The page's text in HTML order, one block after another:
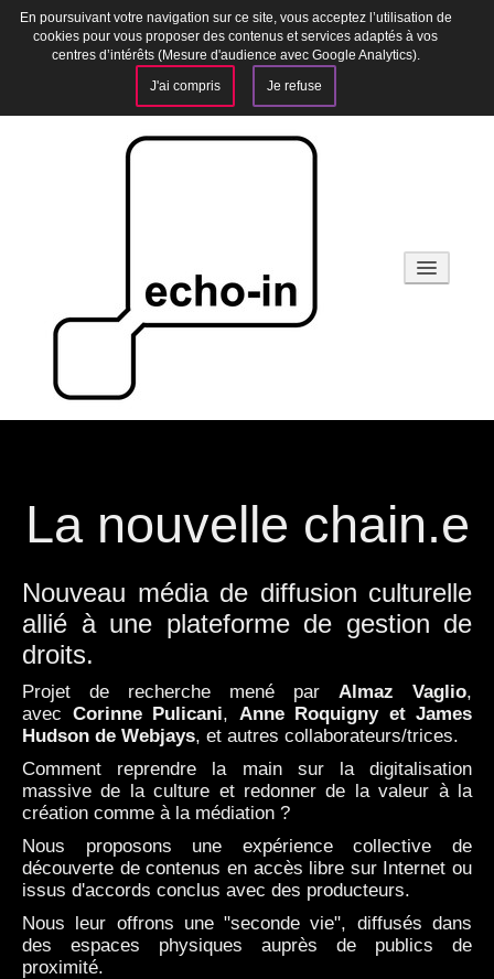
En poursuivant votre navigation sur ce site, vous acceptez l’utilisation de
cookies pour vous proposer des contenus et services adaptés à vos
centres d’intérêts (Mesure d'audience avec Google Analytics).
J'ai compris
Je refuse
Design sonore
Synchro
DELAVRAIE Musique
Actus
R&D
Contact
La nouvelle chain.e
Nouveau média de diffusion culturelle
allié à une plateforme de gestion de
droits.
Projet de recherche mené par Almaz Vaglio,
avec Corinne Pulicani, Anne Roquignyet James
Hudson de Webjays, et autres collaborateurs/trices.
Comment reprendre la main sur la digitalisation
massive de la culture et redonner de la valeur à la
création comme à la médiation ?
Nous proposons une expérience collective de
découverte de contenus en accès libre sur Internet ou
issus d'accords conclus avec des producteurs.
Nous leur offrons une "seconde vie", diffusés dans
des espaces physiques auprès de publics de
proximité.